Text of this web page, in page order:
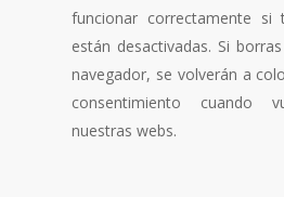
funcionar correctamente si
están desactivadas. Si
navegador, se volverán a
consentimiento cuando
nuestras webs.